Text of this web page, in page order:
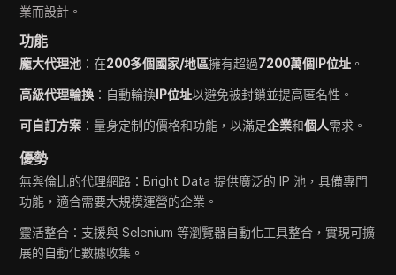
業而設計。
功能
龐大代理池 ：在200多個國家/地區擁有超過7200萬個IP位址 。
高級代理輪換 ：自動輪換IP位址以避免被封鎖並提高匿名性。
可自訂方案 ：量身定制的價格和功能，以滿足企業和個人需求。
優勢
無與倫比的代理網路：Bright Data 提供廣泛的 IP 池，具備專門
功能，適合需要大規模運營的企業。
靈活整合：支援與 Selenium 等瀏覽器自動化工具整合，實現可擴
展的自動化數據收集。